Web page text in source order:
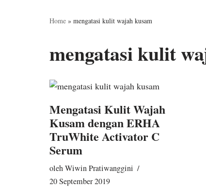
Home » mengatasi kulit wajah kusam
mengatasi kulit
Mengatasi Kulit Wajah
Kusam dengan ERHA
TruWhite Activator C
Serum
olehWiwin Pratiwanggini
20 September 2019